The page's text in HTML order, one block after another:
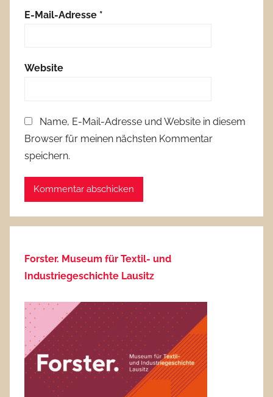
E-Mail-Adresse *
Website
Name, E-Mail-Adresse und Website in diesem
Browser für meinen nächsten Kommentar
speichern.
Forster. Museum für Textil- und
Industriegeschichte Lausitz